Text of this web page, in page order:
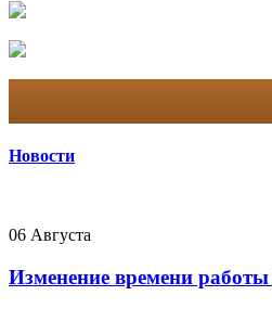
Новости
06 Августа
Изменение времени работы